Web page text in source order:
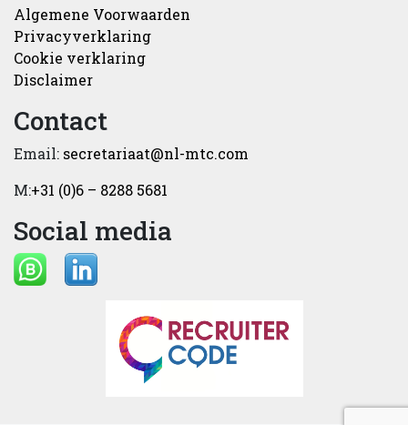
Algemene Voorwaarden
Privacyverklaring
Cookie verklaring
Disclaimer
Contact
Email: secretariaat@nl-mtc.com
M:+31 (0)6 – 8288 5681
Social media